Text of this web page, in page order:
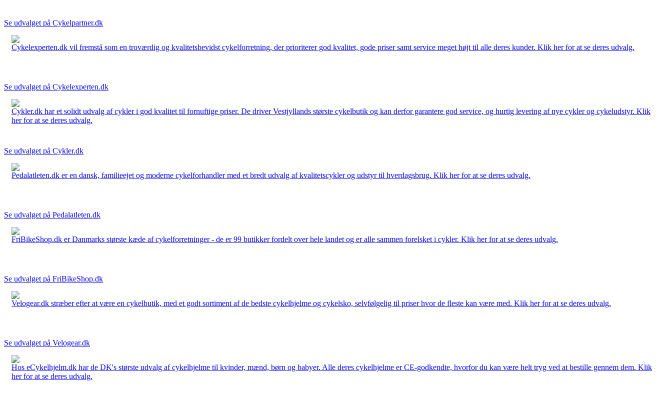
Se udvalget på Cykelpartner.dk
Cykelexperten.dk vil fremstå som en troværdig og kvalitetsbevidst cykelforretning, der prioriterer god kvalitet, gode priser samt service meget højt til alle deres kunder. Klik her for at se deres udvalg.
Se udvalget på Cykelexperten.dk
Cykler.dk har et solidt udvalg af cykler i god kvalitet til fornuftige priser. De driver Vestjyllands største cykelbutik og kan derfor garantere god service, og hurtig levering af nye cykler og cykeludstyr. Klik
her for at se deres udvalg.
Se udvalget på Cykler.dk
Pedalatleten.dk er en dansk, familieejet og moderne cykelforhandler med et bredt udvalg af kvalitetscykler og udstyr til hverdagsbrug. Klik her for at se deres udvalg.
Se udvalget på Pedalatleten.dk
FriBikeShop.dk er Danmarks største kæde af cykelforretninger - de er 99 butikker fordelt over hele landet og er alle sammen forelsket i cykler. Klik her for at se deres udvalg.
Se udvalget på FriBikeShop.dk
Velogear.dk stræber efter at være en cykelbutik, med et godt sortiment af de bedste cykelhjelme og cykelsko, selvfølgelig til priser hvor de fleste kan være med. Klik her for at se deres udvalg.
Se udvalget på Velogear.dk
Hos eCykelhjelm.dk har de DK's største udvalg af cykelhjelme til kvinder, mænd, børn og babyer. Alle deres cykelhjelme er CE-godkendte, hvorfor du kan være helt tryg ved at bestille gennem dem. Klik
her for at se deres udvalg.